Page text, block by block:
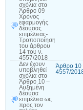
σχόλια στο
Άρθρο 09 –
Χρόνος
εφαρμογής
δέουσας
επιμέλειας-
Τροποποίηση
του άρθρου
14 του ν.
4557/2018
Δεν έχουν
υποβληθεί
σχόλια στο
Άρθρο 10 –
Αυξημένη
δέουσα
επιμέλεια ως
προς τον
Άρθρο 10
4557/